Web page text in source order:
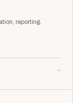
reporting.
→